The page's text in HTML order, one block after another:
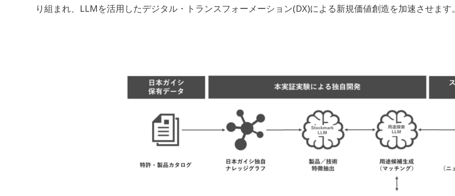
り組まれ、LLMを活用したデジタル・トランスフォーメーション(DX)による新規価値創造を加速させます。